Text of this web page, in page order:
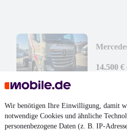
Wir benötigen Ihre Einwilligung, damit
notwendige Cookies und ähnliche
personenbezogene Daten (z. B. IP-
14.500